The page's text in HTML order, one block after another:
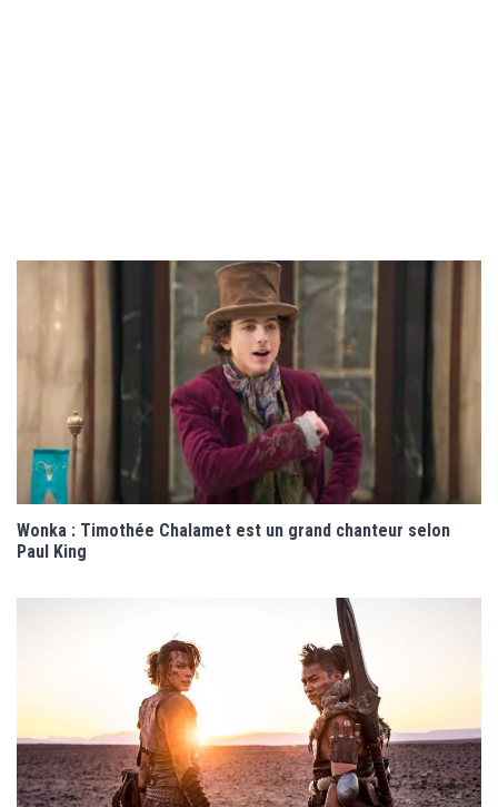
Wonka : Timothée Chalamet est un grand chanteur selon
Paul King